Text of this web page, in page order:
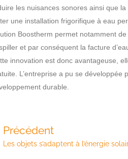
les nuisances sonores ainsi que
une installation frigorifique à eau
Boostherm permet notamment
et par conséquent la facture
innovation est donc avantageuse,
L’entreprise a pu se développée
durable.
Précédent
Les objets s’adaptent à l’énergie